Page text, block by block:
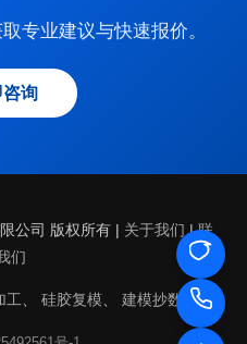
专业建议与快速报价。
咨询
公司 版权所有 | 关于我们|联
们
工 硅胶复模 建模抄数 、